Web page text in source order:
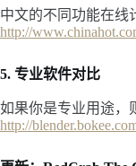
中文的不同功能在线
http://
5. 专业软件对比
如果你是专业用途，
http://